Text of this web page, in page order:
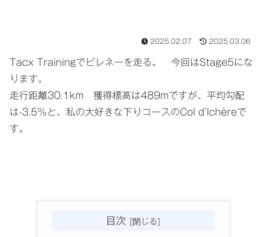
2025.02.07 2025.03.06
Tacx Trainingでピレネーを走る。 今回はStage5にな
ります。
走行距離30.1km 獲得標高は489mですが、平均勾配
は-3.5％と、私の大好きな下りコースのCol d’Ichèreで
す。
目次